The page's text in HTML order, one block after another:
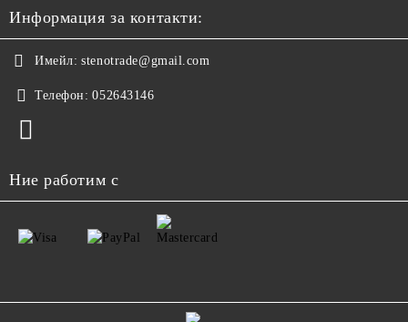
Информация за контакти:
Имейл: stenotrade@gmail.com
Телефон: 052643146
Ние работим с